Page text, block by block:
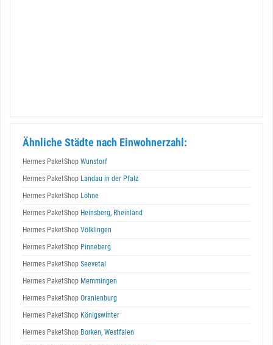
Ähnliche Städte nach Einwohnerzahl:
Hermes PaketShop Wunstorf
Hermes PaketShop Landau in der Pfalz
Hermes PaketShop Löhne
Hermes PaketShop Heinsberg, Rheinland
Hermes PaketShop Völklingen
Hermes PaketShop Pinneberg
Hermes PaketShop Seevetal
Hermes PaketShop Memmingen
Hermes PaketShop Oranienburg
Hermes PaketShop Königswinter
Hermes PaketShop Borken, Westfalen